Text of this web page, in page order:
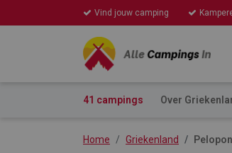
Vind jouw camping
41 campings Over
Home Griekenland